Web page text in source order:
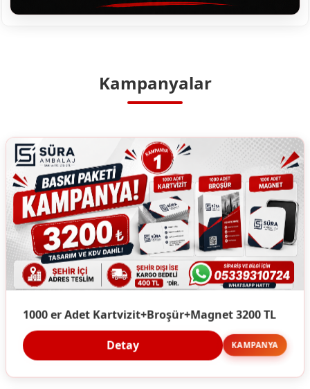
Kampanyalar
1000 er Adet Kartvizit+Broşür+Magnet 3200 TL
Detay KAMPANYA